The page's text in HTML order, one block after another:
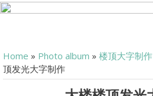
Home » Photo album » 楼顶大字制
顶发光大字制作